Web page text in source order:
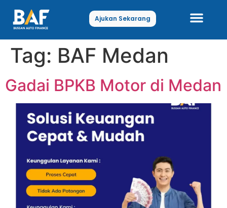
Ajukan Sekarang
Tag: BAF Medan
Gadai BPKB Motor di Medan